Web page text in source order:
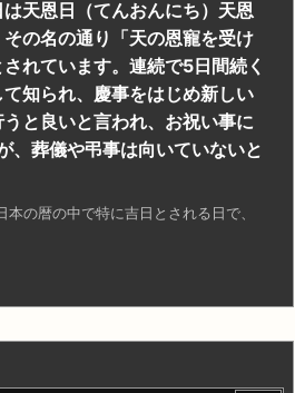
天恩日（てんおんにち）天恩
その名の通り「天の恩寵を受け
れています。連続で5日間続く
知られ、慶事をはじめ新しい
うと良いと言われ、お祝い事に
、葬儀や弔事は向いていないと
の暦の中で特に吉日とされる日で、